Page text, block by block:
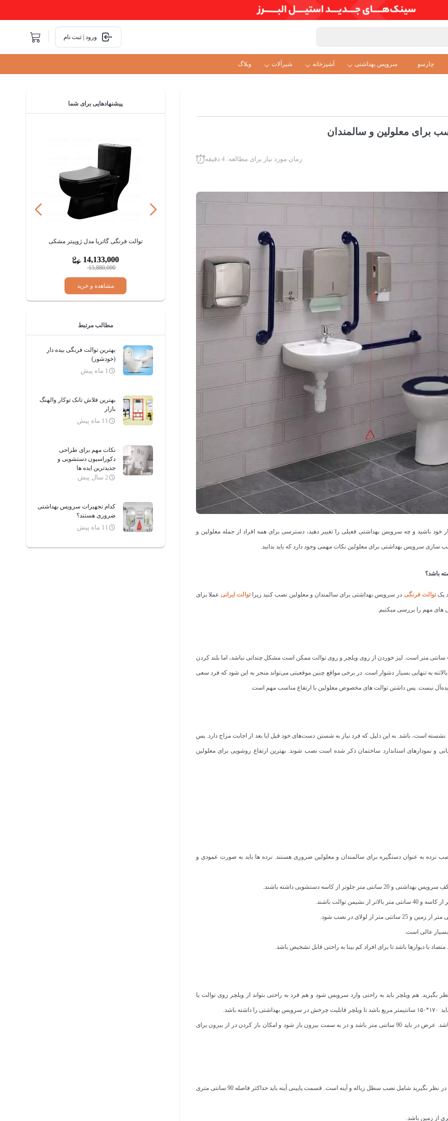
ورود | ثبت نام
چارسو سرویس بهداشتی آشپزخانه شیرآلات وبلاگ
برای معلولین و سالمندان
زمان مورد نیاز برای مطالعه: 4 دقیقه
باشید و چه سرویس بهداشتی فعیلی را تغییر دهید، دسترسی برای همه افراد از جمله معلولین و
سازی سرویس بهداشتی برای معلولین نکات مهمی وجود دارد که باید بدانید.
باشد؟
یکتوالت فرنگی در سرویس بهداشتی برای سالمندان و معلولین نصب کنید زیراتوالت ایرانی عملا برای
های مهم را بررسی میکنیم.
ارتفاع استاندارد توالت 43 سانتی متر و استاندارد ارتفاع 48 سانتی متر است. لیز خوردن از روی ویلچر و روی توالت ممکن است مشکل چندانی نباشد، اما بلند کردن
از قدرت بالاتنه به تنهایی بسیار دشوار است. در برخی مواقع چنین موقعیتی می‌تواند منجر به این شود که فرد سعی
نیست. پس داشتن توالت های مخصوص معلولین با ارتفاع مناسب مهم است.
است، باشد. به این دلیل که فرد نیاز به شستن دست‌های خود قبل ایا بعد از اجابت مزاج دارد. پس
و نمودارهای استاندارد ساختمان ذکر شده است نصب شوند. بهترین ارتفاع روشویی برای معلولین
به عنوان دستگیره برای سالمندان و معلولین ضروری هستند. نرده ها باید به صورت عمودی و
عالی است.
با دیوارها باشد تا برای افراد کم بینا به راحتی قابل تشخیص باشد.
بگیرید. هم ویلچر باید به راحتی وارد سرویس شود و هم فرد به راحتی بتواند از ویلچر روی توالت یا
باشد.
فضای اطراف در باید در حالت ایده آل 1.5 متر مربع باشد. عرض در باید 90 سانتی متر باشد و در به سمت بیرون باز شود و امکان باز کردن در از بیرون برای
سایر لوازم جانبی که باید در سرویس بهداشتی معلولان در نظر بگیرید شامل نصب سطل زباله و آینه است. قسمت پایینی آینه باید حداکثر فاصله 90 سانتی متری
پیشنهادهاییبرای شما
توالت فرنگی مینا مدل مگنولیا طوسی
در انبار موجود نمی باشد
مشاهده و خرید
توالت فرنگی گاتریا مدل ژوپیتر مشکی
15,880,000
14,133,000
توالت فرنگی یک تکه چینی کرد مدل والریا
15,943,400
13,392,000
مشاهده و خرید
مطالب مرتبط
بهترین توالت فرنگی بیده دار
(خودشور)
1 ماه پیش
بهترین فلاش تانک توکار والهنگ
بازار
11 ماه پیش
نکات مهم برای طراحی
دکوراسیون دستشویی و
جدیدترین ایده ها
2 سال پیش
کدام تجهیزات سرویس بهداشتی
ضروری هستند؟
11 ماه پیش